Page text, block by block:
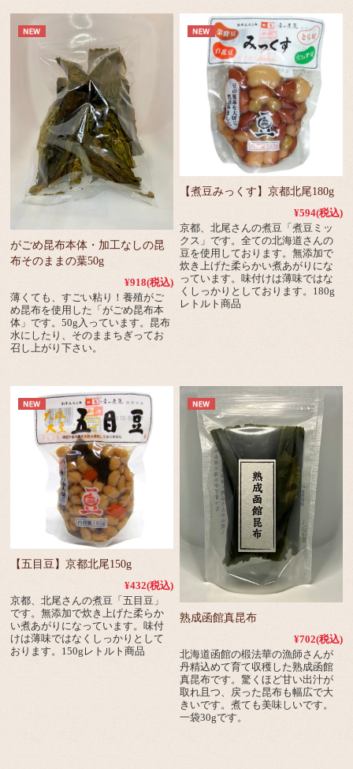
がごめ昆布本体・加工なしの昆
布そのままの葉50g
¥918(税込)
薄くても、すごい粘り！養殖がご
め昆布を使用した「がごめ昆布本
体」です。50g入っています。昆布
水にしたり、そのままちぎってお
召し上がり下さい。
【煮豆みっくす】京都北尾180g
¥594(税込)
京都、北尾さんの煮豆「煮豆ミッ
クス」です。全ての北海道さんの
豆を使用しております。無添加で
炊き上げた柔らかい煮あがりにな
っています。味付けは薄味ではな
くしっかりとしております。180g
レトルト商品
【五目豆】京都北尾150g
¥432(税込)
京都、北尾さんの煮豆「五目豆」
です。無添加で炊き上げた柔らか
い煮あがりになっています。味付
けは薄味ではなくしっかりとして
おります。150gレトルト商品
熟成函館真昆布
¥702(税込)
北海道函館の椴法華の漁師さんが
丹精込めて育て収穫した熟成函館
真昆布です。驚くほど甘い出汁が
取れ且つ、戻った昆布も幅広で大
きいです。煮ても美味しいです。
一袋30gです。